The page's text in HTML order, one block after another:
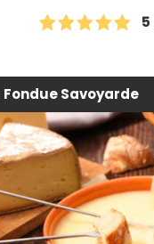
5
Fondue Savoyarde